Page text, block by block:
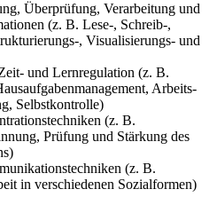
Überprüfung, Verarbeitung und
(z. B. Lese-, Schreib-,
, Visualisierungs- und
und Lernregulation (z. B.
Arbeits-
Selbstkontrolle)
(z. B.
Prüfung und Stärkung des
(z. B.
in verschiedenen Sozialformen)